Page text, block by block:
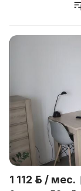
1 112 р. / мес.